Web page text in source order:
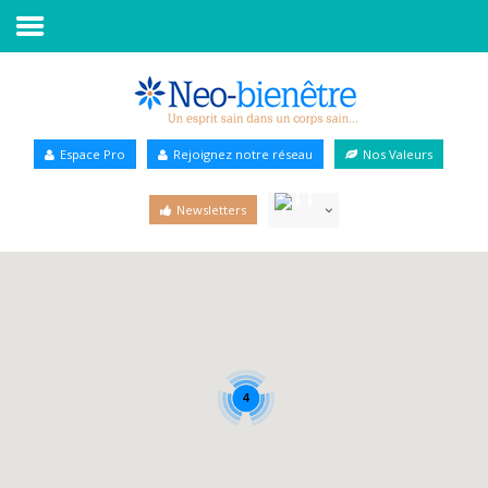
Annuaire Bien-être
Espace Pro Rejoignez notre réseau Nos Valeurs
Newsletters
4